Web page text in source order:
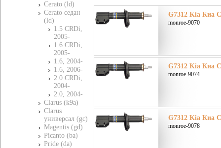
Cerato (ld)
Cerato седан
(ld)
1.5 CRDi,
2005-
1.6 CRDi,
2005-
1.6, 2004-
1.6, 2006-
2.0 CRDi,
2004-
2.0, 2004-
Clarus (k9a)
Clarus
универсал (gc)
Magentis (gd)
Picanto (ba)
Pride (da)
G7312 Kia Киа
monroe-9070
G7312 Kia Киа
monroe-9074
G7312 Kia Киа
monroe-9078